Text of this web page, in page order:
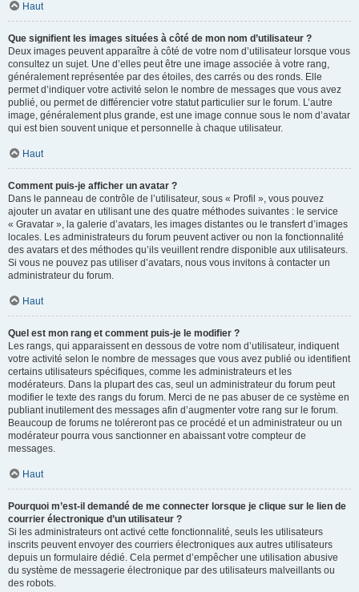
Haut
Que signifient les images situées à côté de mon nom d’utilisateur ?
Deux images peuvent apparaître à côté de votre nom d’utilisateur lorsque vous
consultez un sujet. Une d’elles peut être une image associée à votre rang,
généralement représentée par des étoiles, des carrés ou des ronds. Elle
permet d’indiquer votre activité selon le nombre de messages que vous avez
publié, ou permet de différencier votre statut particulier sur le forum. L’autre
image, généralement plus grande, est une image connue sous le nom d’avatar
qui est bien souvent unique et personnelle à chaque utilisateur.
Haut
Comment puis-je afficher un avatar ?
Dans le panneau de contrôle de l’utilisateur, sous « Profil », vous pouvez
ajouter un avatar en utilisant une des quatre méthodes suivantes : le service
« Gravatar », la galerie d’avatars, les images distantes ou le transfert d’images
locales. Les administrateurs du forum peuvent activer ou non la fonctionnalité
des avatars et des méthodes qu’ils veuillent rendre disponible aux utilisateurs.
Si vous ne pouvez pas utiliser d’avatars, nous vous invitons à contacter un
administrateur du forum.
Haut
Quel est mon rang et comment puis-je le modifier ?
Les rangs, qui apparaissent en dessous de votre nom d’utilisateur, indiquent
votre activité selon le nombre de messages que vous avez publié ou identifient
certains utilisateurs spécifiques, comme les administrateurs et les
modérateurs. Dans la plupart des cas, seul un administrateur du forum peut
modifier le texte des rangs du forum. Merci de ne pas abuser de ce système en
publiant inutilement des messages afin d’augmenter votre rang sur le forum.
Beaucoup de forums ne toléreront pas ce procédé et un administrateur ou un
modérateur pourra vous sanctionner en abaissant votre compteur de
messages.
Haut
Pourquoi m’est-il demandé de me connecter lorsque je clique sur le lien de
courrier électronique d’un utilisateur ?
Si les administrateurs ont activé cette fonctionnalité, seuls les utilisateurs
inscrits peuvent envoyer des courriers électroniques aux autres utilisateurs
depuis un formulaire dédié. Cela permet d’empêcher une utilisation abusive
du système de messagerie électronique par des utilisateurs malveillants ou
des robots.